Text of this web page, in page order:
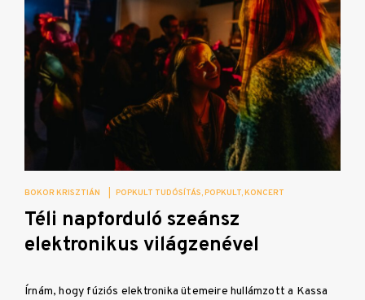
BOKOR KRISZTIÁN POPKULT TUDÓSÍTÁS POPKULT KONCERT
Téli napforduló szeánsz
elektronikus világzenével
Írnám, hogy fúziós elektronika ütemeire hullámzott a Kassa